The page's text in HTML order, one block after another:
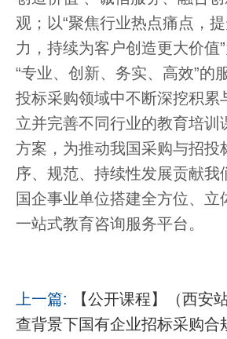
观；以“聚焦行业热点痛点 ，提
力 ， 持续为客户创造更大价值
“专业、创新、务实、高效”的
投标采购领域中不断深挖积累
立并完善不同行业的教育培训
方案，为推动我国采购与招投
序、规范、持续性发展贡献我
国企事业单位搭建全方位、立
一站式教育咨询服务平台。
上一篇:
【公开课程】（西安
查背景下国有企业招标采购合